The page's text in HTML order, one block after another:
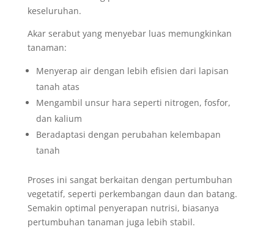
keseluruhan.
Akar serabut yang menyebar luas memungkinkan
tanaman:
Menyerap air dengan lebih efisien dari lapisan
tanah atas
Mengambil unsur hara seperti nitrogen, fosfor,
dan kalium
Beradaptasi dengan perubahan kelembapan
tanah
Proses ini sangat berkaitan dengan pertumbuhan
vegetatif, seperti perkembangan daun dan batang.
Semakin optimal penyerapan nutrisi, biasanya
pertumbuhan tanaman juga lebih stabil.